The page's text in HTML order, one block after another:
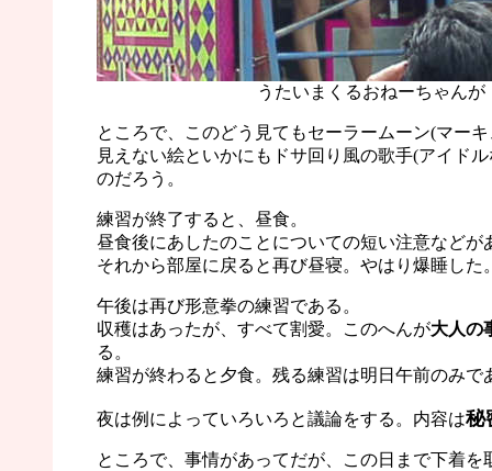
うたいまくるおねーちゃんが
ところで、このどう見てもセーラームーン(マー
見えない絵といかにもドサ回り風の歌手(アイド
のだろう。
練習が終了すると、昼食。
昼食後にあしたのことについての短い注意などが
それから部屋に戻ると再び昼寝。やはり爆睡した
午後は再び形意拳の練習である。
収穫はあったが、すべて割愛。このへんが大人の
る。
練習が終わると夕食。残る練習は明日午前のみで
夜は例によっていろいろと議論をする。内容は秘
ところで、事情があってだが、この日まで下着を